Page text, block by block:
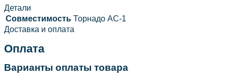
Детали
Совместимость Торнадо AC-1
Доставка и оплата
Оплата
Варианты оплаты товара